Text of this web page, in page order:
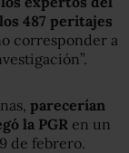
487 peritajes
corresponder a
parecerían
la PGR en un
de febrero.